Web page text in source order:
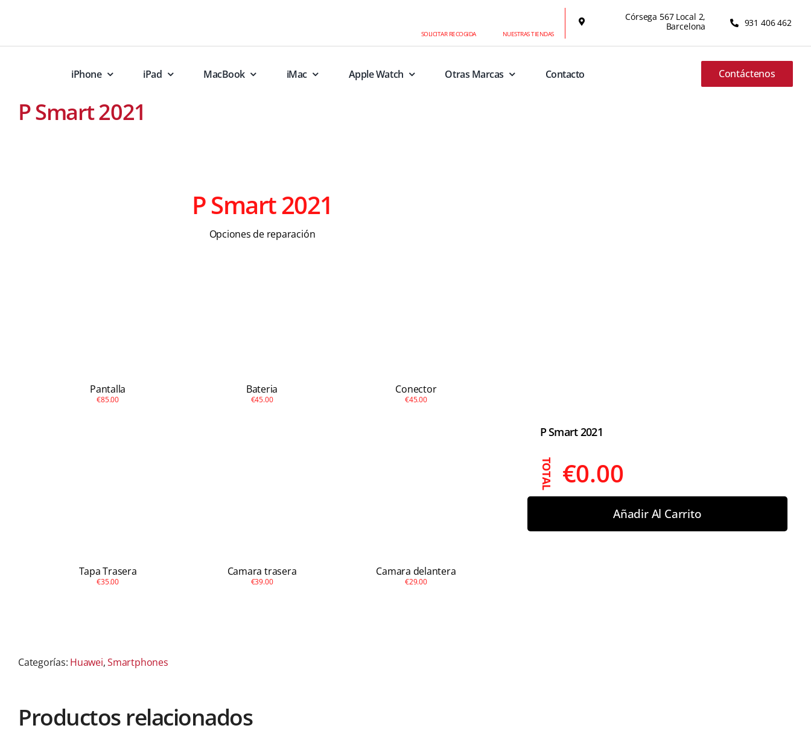
SOLICITAR RECOGIDA NUESTRAS TIENDAS
Córsega 567 Local 2,
Barcelona
931 406 462
iPhone iPad MacBook iMac Apple Watch Otras Marcas Contacto Contáctenos
P Smart 2021
P Smart 2021
Opciones de reparación
Pantalla
€85.00
Bateria
€45.00
Conector
€45.00
Tapa Trasera
€35.00
Camara trasera
€39.00
Camara delantera
€29.00
P Smart 2021
TOTAL €0.00
Añadir Al Carrito
Categorías: Huawei,Smartphones
Productos relacionados